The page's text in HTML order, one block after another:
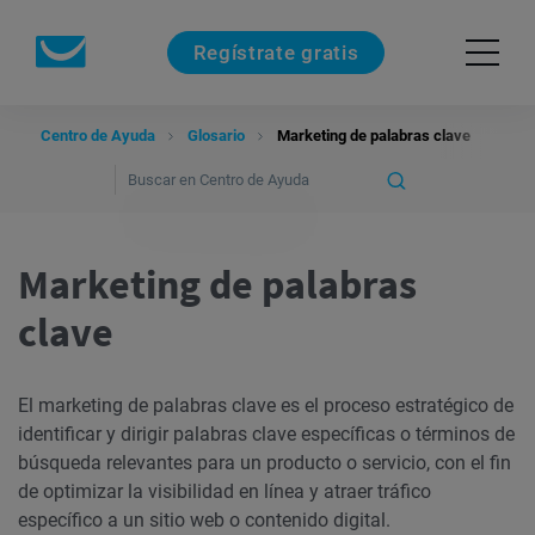
Regístrate gratis
Centro de Ayuda Glosario Marketing de palabras clave
Marketing de palabras
clave
El marketing de palabras clave es el proceso estratégico de
identificar y dirigir palabras clave específicas o términos de
búsqueda relevantes para un producto o servicio, con el fin
de optimizar la visibilidad en línea y atraer tráfico
específico a un sitio web o contenido digital.